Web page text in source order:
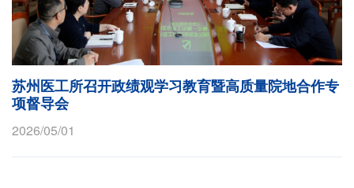
苏州医工所召开政绩观学习教育暨高质量院地合作专
项督导会
2026/05/01